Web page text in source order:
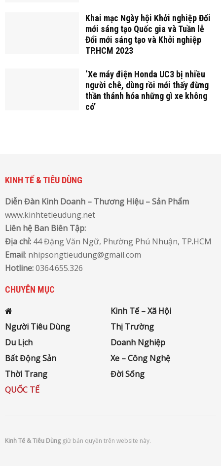
Khai mạc Ngày hội Khởi nghiệp Đổi
mới sáng tạo Quốc gia và Tuần lễ
Đổi mới sáng tạo và Khởi nghiệp
TP.HCM 2023
‘Xe máy điện Honda UC3 bị nhiều
người chê, dùng rồi mới thấy đừng
thần thánh hóa những gì xe không
có’
KINH TẾ & TIÊU DÙNG
Diễn Đàn Kinh Doanh – Thương Hiệu – Sản Phẩm
www.kinhtetieudung.net
Liên hệ Ban Biên Tập:
Địa chỉ: 44 Đặng Văn Ngữ, Phường Phú Nhuận, TP.HCM
Email: nhipsongtieudung@gmail.com
Hotline:0364.655.326
CHUYÊN MỤC
Kinh Tế – Xã Hội
Người Tiêu Dùng
Thị Trường
Du Lịch
Doanh Nghiệp
Bất Động Sản
Xe – Công Nghệ
Thời Trang
Đời Sống
QUỐC TẾ
Kinh Tế & Tiêu Dùnggiữ bản quyền trên website này.